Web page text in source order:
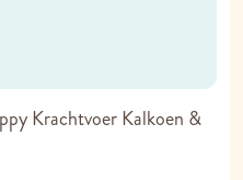
Krachtvoer Kalkoen &